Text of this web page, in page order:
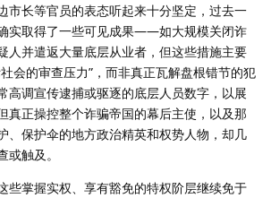
市长等官员的表态听起来十分坚定，过去一
实取得了一些可见成果——如大规模关闭诈
人并遣返大量底层从业者，但这些措施主要
会的审查压力”，而非真正瓦解盘根错节的犯
高调宣传逮捕或驱逐的底层人员数字，以展
真正操控整个诈骗帝国的幕后主使，以及那
、保护伞的地方政治精英和权势人物，却几
触及。
些掌握实权、享有豁免的特权阶层继续免于